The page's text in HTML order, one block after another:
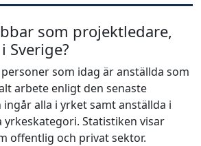
som projektledare,
Sverige?
som idag är anställda som
arbete enligt den senaste
alla i yrket samt anställda i
yrkeskategori. Statistiken visar
offentlig och privat sektor.